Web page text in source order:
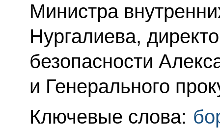
Министра
Нургалиева,
безопасности
и Генерального
Ключевые слова: